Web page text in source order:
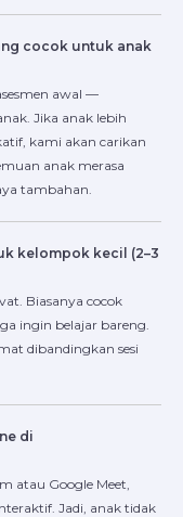
cocok untuk anak
awal —
Jika anak lebih
kami akan carikan
anak merasa
tambahan.
kelompok kecil (2–3
Biasanya cocok
ingin belajar bareng.
dibandingkan sesi
di
atau Google Meet,
Jadi, anak tidak